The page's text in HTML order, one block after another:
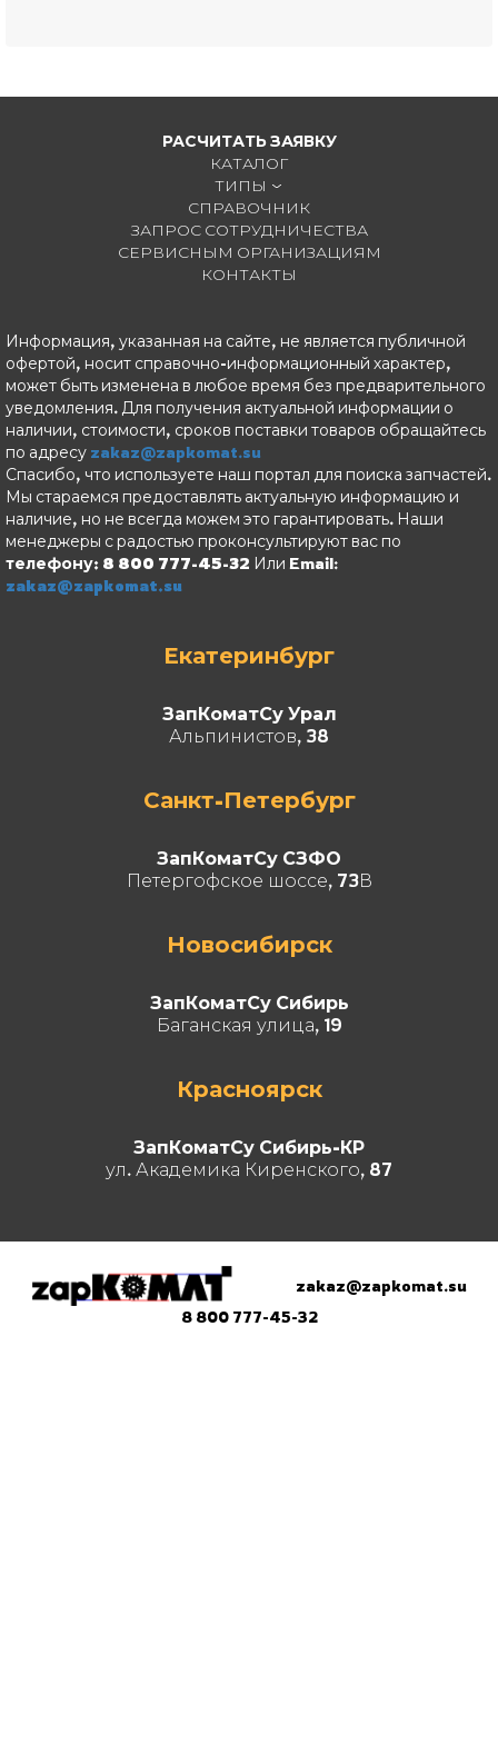
РАСЧИТАТЬ ЗАЯВКУ
КАТАЛОГ
ТИПЫ
СПРАВОЧНИК
ЗАПРОС СОТРУДНИЧЕСТВА
СЕРВИСНЫМ ОРГАНИЗАЦИЯМ
КОНТАКТЫ
Информация, указанная на сайте, не является публичной
офертой, носит справочно-информационный характер,
может быть изменена в любое время без предварительного
уведомления. Для получения актуальной информации о
наличии, стоимости, сроков поставки товаров обращайтесь
по адресу zakaz@zapkomat.su
Спасибо, что используете наш портал для поиска запчастей.
Мы стараемся предоставлять актуальную информацию и
наличие, но не всегда можем это гарантировать. Наши
менеджеры с радостью проконсультируют вас по
телефону: 8 800 777-45-32 Или Email:
zakaz@zapkomat.su
Екатеринбург
ЗапКоматСу Урал
Альпинистов, 38
Санкт-Петербург
ЗапКоматСу СЗФО
Петергофское шоссе, 73В
Новосибирск
ЗапКоматСу Сибирь
Баганская улица, 19
Красноярск
ЗапКоматСу Сибирь-КР
ул. Академика Киренского, 87
zakaz@zapkomat.su
8 800 777-45-32